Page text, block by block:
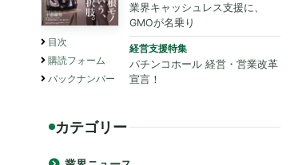
目次
購読フォーム
バックナンバー
業界キャッシュレス支援に、
GMOが名乗り
経営支援特集
パチンコホール 経営・営業改革
宣言！
カテゴリー